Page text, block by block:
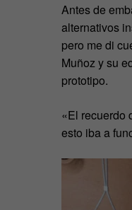
Antes de
alternativos
pero me di
Muñoz y su
prototipo.
«El recuerdo
esto iba a